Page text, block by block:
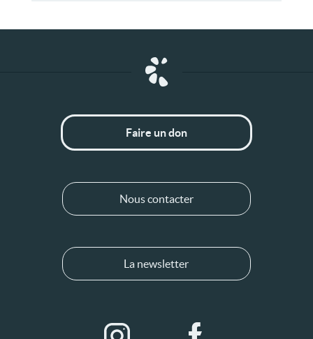
Faire un don
Nous contacter
La newsletter